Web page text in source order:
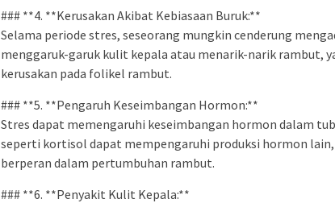
### **4. **Kerusakan Akibat Kebiasaan Buruk:**
Selama periode stres, seseorang mungkin cenderung
menggaruk-garuk kulit kepala atau menarik-narik rambut,
kerusakan pada folikel rambut.
### **5. **Pengaruh Keseimbangan Hormon:**
Stres dapat memengaruhi keseimbangan hormon dalam
seperti kortisol dapat mempengaruhi produksi hormon
berperan dalam pertumbuhan rambut.
### **6. **Penyakit Kulit Kepala:**